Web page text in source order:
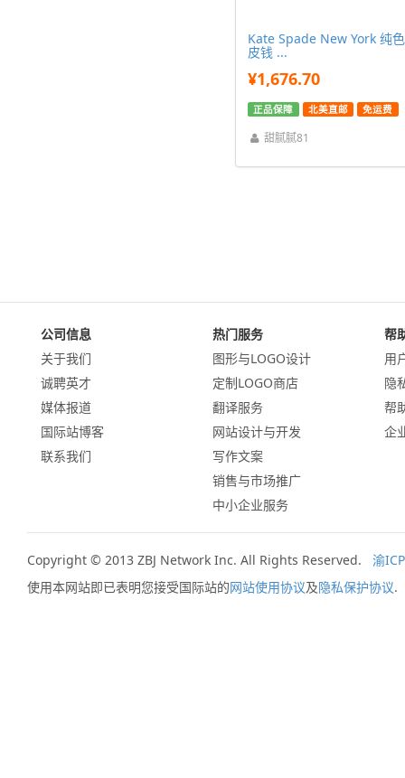
Kate Spade New York 纯
皮钱 ...
¥1,676.70
正品保障 北美直邮 免运费
甜腻腻81
公司信息
关于我们
诚聘英才
媒体报道
国际站博客
联系我们
热门服务
图形与LOGO设计
定制LOGO商店
翻译服务
网站设计与开发
写作文案
销售与市场推广
中小企业服务
帮
用
隐
帮
企
Copyright © 2013 ZBJ Network Inc. All Rights Reserved. 渝
使用本网站即已表明您接受国际站的网站使用协议及隐私保护协议.